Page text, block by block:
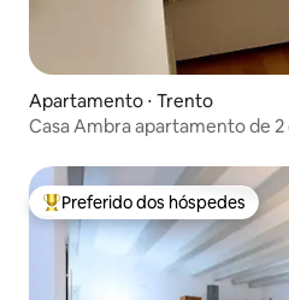
Apartamento ⋅ Trento
Casa Ambra apartamento de
Entre os melhores preferidos
Preferido dos hóspedes